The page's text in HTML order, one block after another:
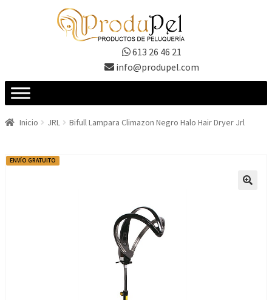
613 26 46 21
info@produpel.com
Inicio JRL Bifull Lampara Climazon Negro Halo Hair Dryer Jrl
ENVÍO GRATUITO